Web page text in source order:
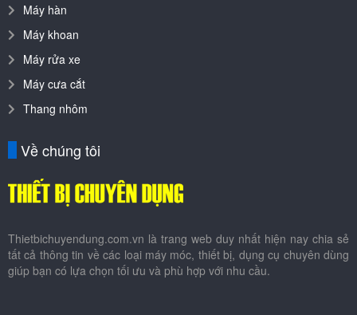
Máy hàn
Máy khoan
Máy rửa xe
Máy cưa cắt
Thang nhôm
Về chúng tôi
Thietbichuyendung.com.vn là trang web duy nhất hiện nay chia sẻ
tất cả thông tin về các loại máy móc, thiết bị, dụng cụ chuyên dùng
giúp bạn có lựa chọn tối ưu và phù hợp với nhu cầu.